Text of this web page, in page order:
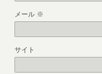
メール ※
サイト